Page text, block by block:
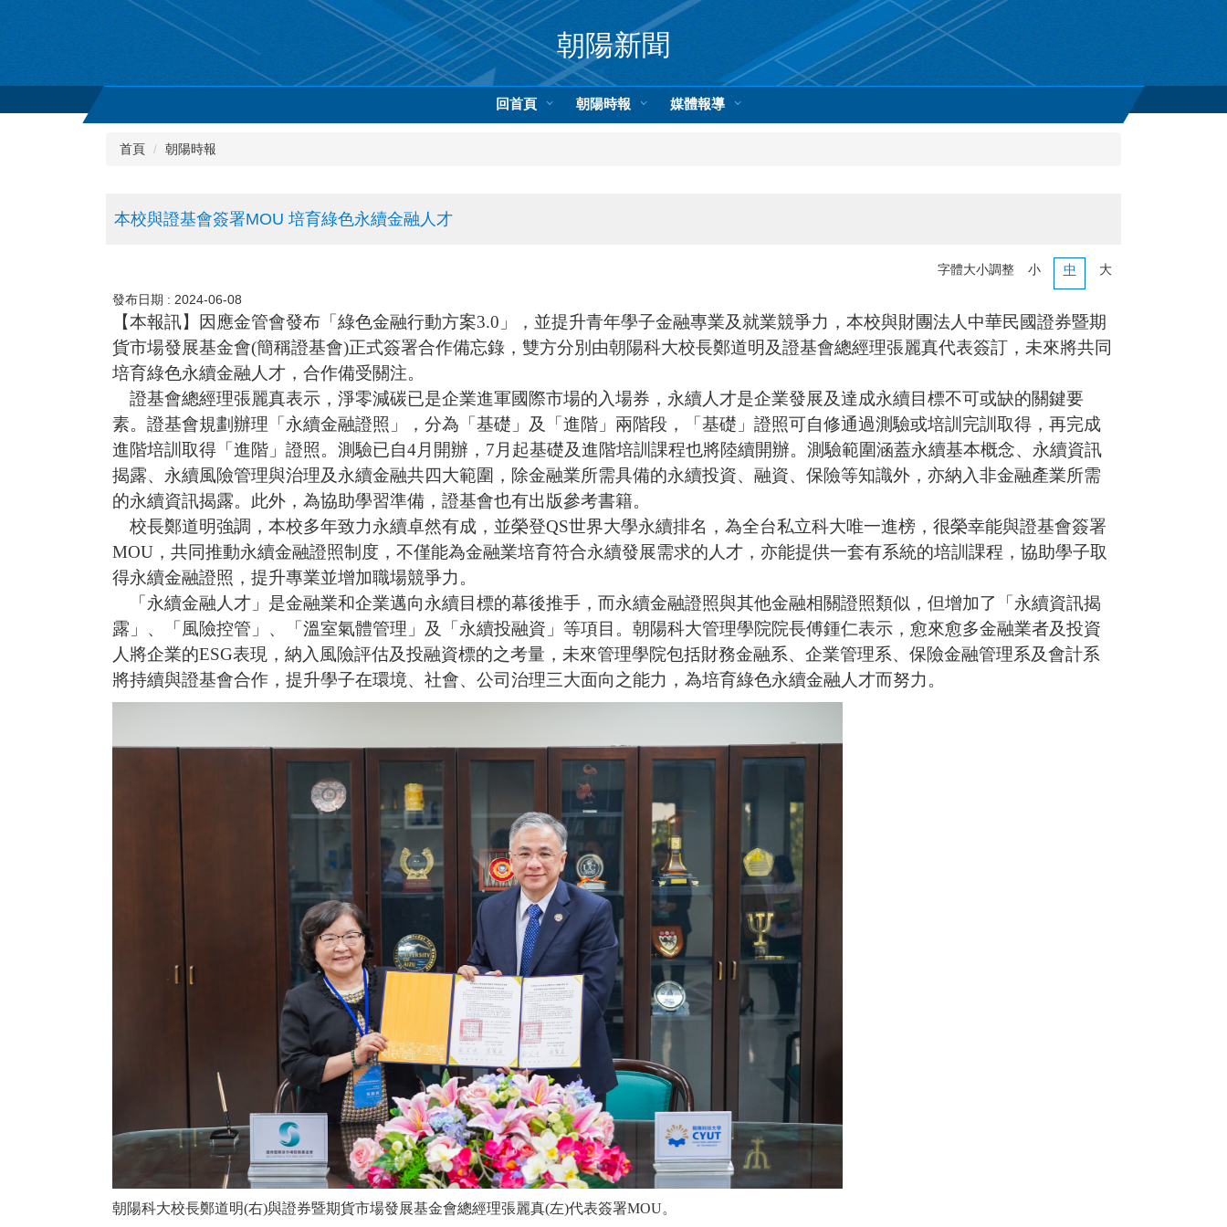
朝陽新聞
回首頁 朝陽時報 媒體報導
首頁 朝陽時報
本校與證基會簽署MOU 培育綠色永續金融人才
字體大小調整 小 中 大
發布日期 : 2024-06-08
【本報訊】因應金管會發布「綠色金融行動方案3.0」，並提升青年學子金融專業及就業競爭力，本校與財團法人中華民國證券暨期
貨市場發展基金會(簡稱證基會)正式簽署合作備忘錄，雙方分別由朝陽科大校長鄭道明及證基會總經理張麗真代表簽訂，未來將共同
培育綠色永續金融人才，合作備受關注。
證基會總經理張麗真表示，淨零減碳已是企業進軍國際市場的入場券，永續人才是企業發展及達成永續目標不可或缺的關鍵要
素。證基會規劃辦理「永續金融證照」，分為「基礎」及「進階」兩階段，「基礎」證照可自修通過測驗或培訓完訓取得，再完成
進階培訓取得「進階」證照。測驗已自4月開辦，7月起基礎及進階培訓課程也將陸續開辦。測驗範圍涵蓋永續基本概念、永續資訊
揭露、永續風險管理與治理及永續金融共四大範圍，除金融業所需具備的永續投資、融資、保險等知識外，亦納入非金融產業所需
的永續資訊揭露。此外，為協助學習準備，證基會也有出版參考書籍。
校長鄭道明強調，本校多年致力永續卓然有成，並榮登QS世界大學永續排名，為全台私立科大唯一進榜，很榮幸能與證基會簽署
MOU，共同推動永續金融證照制度，不僅能為金融業培育符合永續發展需求的人才，亦能提供一套有系統的培訓課程，協助學子取
得永續金融證照，提升專業並增加職場競爭力。
「永續金融人才」是金融業和企業邁向永續目標的幕後推手，而永續金融證照與其他金融相關證照類似，但增加了「永續資訊揭
露」、「風險控管」、「溫室氣體管理」及「永續投融資」等項目。朝陽科大管理學院院長傅鍾仁表示，愈來愈多金融業者及投資
人將企業的ESG表現，納入風險評估及投融資標的之考量，未來管理學院包括財務金融系、企業管理系、保險金融管理系及會計系
將持續與證基會合作，提升學子在環境、社會、公司治理三大面向之能力，為培育綠色永續金融人才而努力。
朝陽科大校長鄭道明(右)與證券暨期貨市場發展基金會總經理張麗真(左)代表簽署MOU。